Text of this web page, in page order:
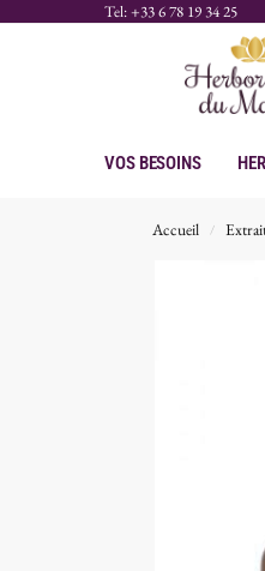
Tel: +33 6 78 19 34 25
Vos Besoins
Accueil /